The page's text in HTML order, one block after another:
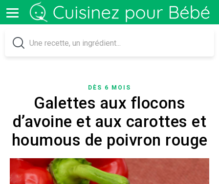
DÈS 6 MOIS
Galettes aux flocons
d’avoine et aux carottes et
houmous de poivron rouge